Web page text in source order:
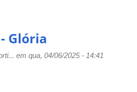
Glória
em qua, 04/06/2025 - 14:41